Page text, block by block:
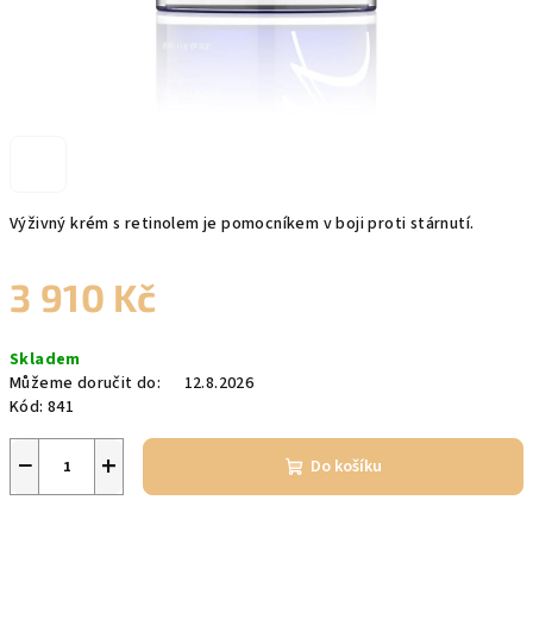
Výživný krém s retinolem je pomocníkem v boji proti stárnutí.
3 910 Kč
cena:
Skladem
Můžeme doručit do:
12.8.2026
Kód: 841
+
− Do košíku